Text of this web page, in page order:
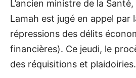
L’ancien ministre de la
Lamah est jugé en appel par
répressions des délits
financières). Ce jeudi, le
des réquisitions et plaidoiries.